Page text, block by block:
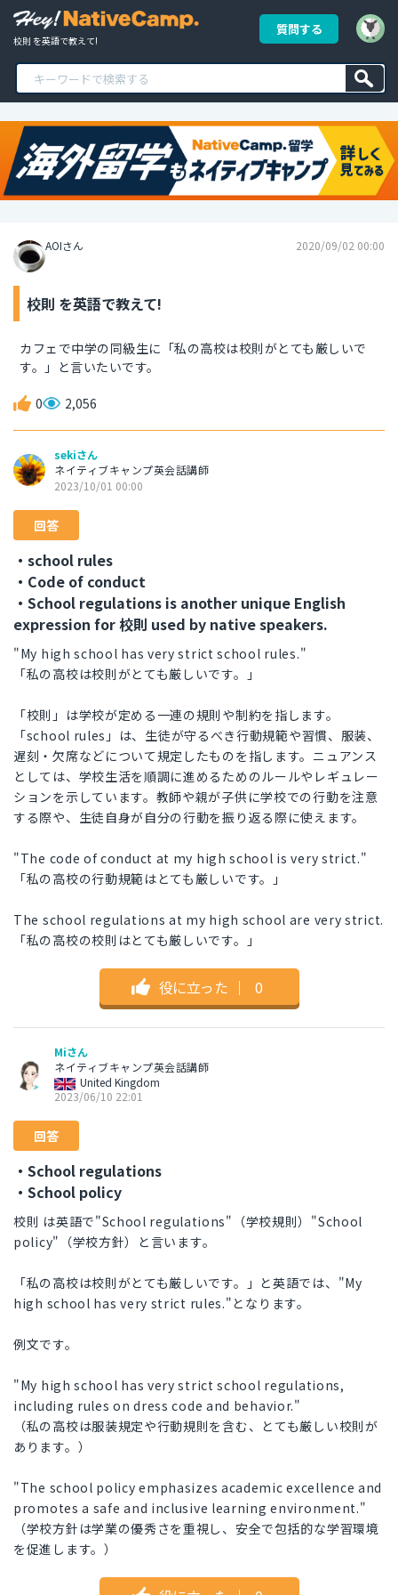
校則 を英語で教えて!
質問する
AOIさん 2020/09/02 00:00
校則 を英語で教えて!
カフェで中学の同級生に「私の高校は校則がとても厳しいで
す。」と言いたいです。
0 2,056
sekiさん
ネイティブキャンプ英会話講師
2023/10/01 00:00
回答
・school rules
・Code of conduct
・School regulations is another unique English
expression for 校則 used by native speakers.
"My high school has very strict school rules."
「私の高校は校則がとても厳しいです。」
「校則」は学校が定める一連の規則や制約を指します。
「school rules」は、生徒が守るべき行動規範や習慣、服装、
遅刻・欠席などについて規定したものを指します。ニュアンス
としては、学校生活を順調に進めるためのルールやレギュレー
ションを示しています。教師や親が子供に学校での行動を注意
する際や、生徒自身が自分の行動を振り返る際に使えます。
"The code of conduct at my high school is very strict."
「私の高校の行動規範はとても厳しいです。」
The school regulations at my high school are very strict.
「私の高校の校則はとても厳しいです。」
役に立った ｜ 0
Miさん
ネイティブキャンプ英会話講師
United Kingdom
2023/06/10 22:01
回答
・School regulations
・School policy
校則 は英語で"School regulations"（学校規則）"School
policy"（学校方針）と言います。
「私の高校は校則がとても厳しいです。」と英語では、"My
high school has very strict rules."となります。
例文です。
"My high school has very strict school regulations,
including rules on dress code and behavior."
（私の高校は服装規定や行動規則を含む、とても厳しい校則が
あります。）
"The school policy emphasizes academic excellence and
promotes a safe and inclusive learning environment."
（学校方針は学業の優秀さを重視し、安全で包括的な学習環境
を促進します。）